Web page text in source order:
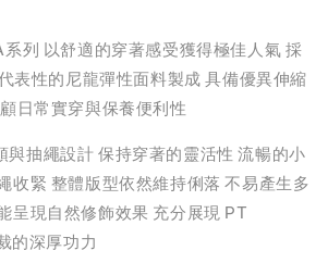
列 以舒適的穿著感受獲得極佳人氣 採
表性的尼龍彈性面料製成 具備優異伸縮
日常實穿與保養便利性
與抽繩設計 保持穿著的靈活性 流暢的小
收緊 整體版型依然維持俐落 不易產生多
呈現自然修飾效果 充分展現 PT
的深厚功力